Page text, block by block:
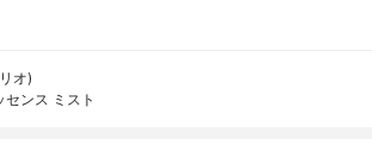
オ)
センス ミスト